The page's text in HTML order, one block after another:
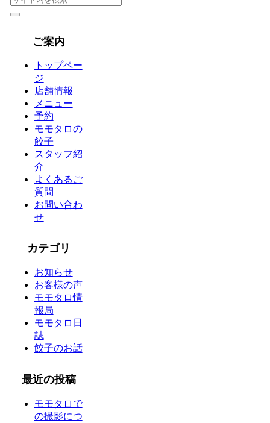
ご案内
トップペー
ジ
店舗情報
メニュー
予約
モモタロの
餃子
スタッフ紹
介
よくあるご
質問
お問い合わ
せ
カテゴリ
お知らせ
お客様の声
モモタロ情
報局
モモタロ日
誌
餃子のお話
最近の投稿
モモタロで
の撮影につ